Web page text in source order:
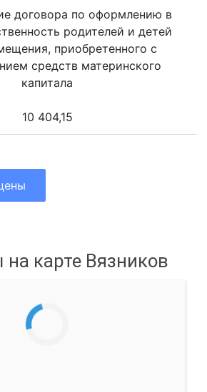
договора по оформлению в
родителей и детей
приобретенного с
средств материнского
капитала
10 404,15
на карте Вязников